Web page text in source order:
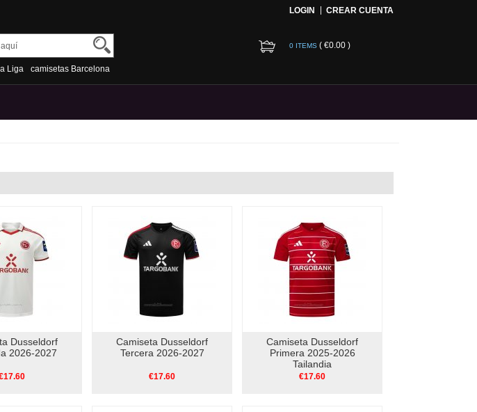
LOGIN CREAR CUENTA
Liga camisetas Barcelona
0 ITEMS ( €0.00 )
Dusseldorf
2026-2027
Camiseta Dusseldorf
Tercera 2026-2027
€17.60
Camiseta Dusseldorf
Primera 2025-2026
Tailandia
€17.60